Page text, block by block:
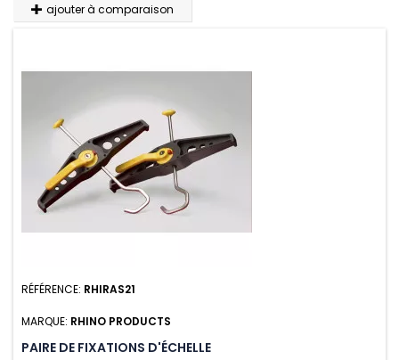
ajouter à comparaison
RÉFÉRENCE: RHIRAS21
MARQUE: RHINO PRODUCTS
PAIRE DE FIXATIONS D'ÉCHELLE